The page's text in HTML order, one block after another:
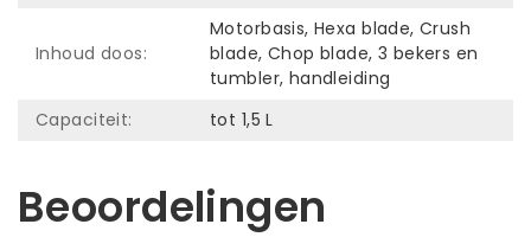
Inhoud doos:
Motorbasis, Hexa blade, Crush
blade, Chop blade, 3 bekers en
tumbler, handleiding
Capaciteit:
tot 1,5 L
Beoordelingen